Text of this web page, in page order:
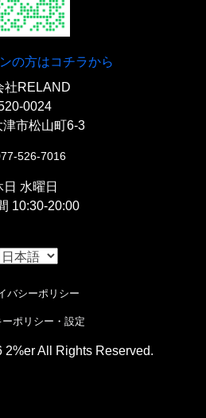
の方はコチラから
社RELAND
0024
市松山町6-3
526-7016
日 水曜日
10:30-20:00
バシーポリシー
ーポリシー・設定
All Rights Reserved.